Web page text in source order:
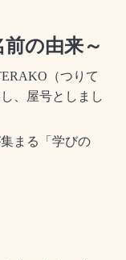
の由来～
（つりて
、屋号としまし
まる「学びの